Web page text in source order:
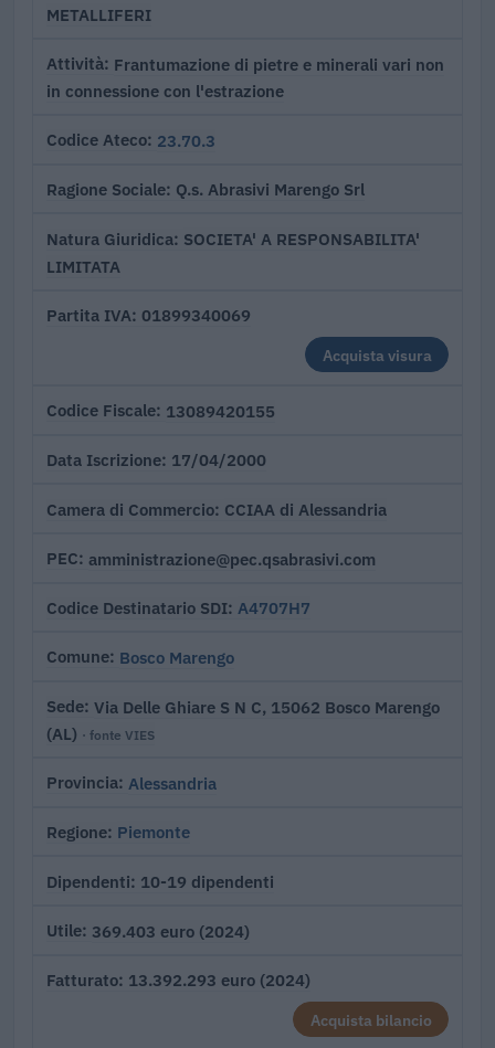
METALLIFERI
Attività Frantumazione di pietre e minerali vari non
in connessione con l'estrazione
Codice Ateco 23.70.3
Ragione Sociale Q.s. Abrasivi Marengo Srl
Natura Giuridica SOCIETA' A RESPONSABILITA'
LIMITATA
Partita IVA 01899340069
Acquista visura
Codice Fiscale 13089420155
Data Iscrizione 17/04/2000
Camera di Commercio CCIAA di Alessandria
PEC amministrazione@pec.qsabrasivi.com
Codice Destinatario SDI A4707H7
Comune Bosco Marengo
Sede Via Delle Ghiare S N C, 15062 Bosco Marengo
(AL) · fonte VIES
Provincia Alessandria
Regione Piemonte
Dipendenti 10-19 dipendenti
Utile 369.403 euro (2024)
Fatturato 13.392.293 euro (2024)
Acquista bilancio